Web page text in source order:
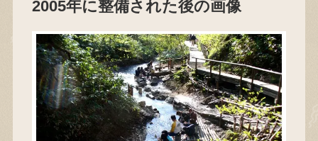
2005年に整備された後の画像